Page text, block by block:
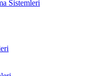
Sistemleri